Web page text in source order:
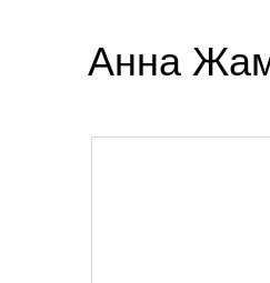
Анна